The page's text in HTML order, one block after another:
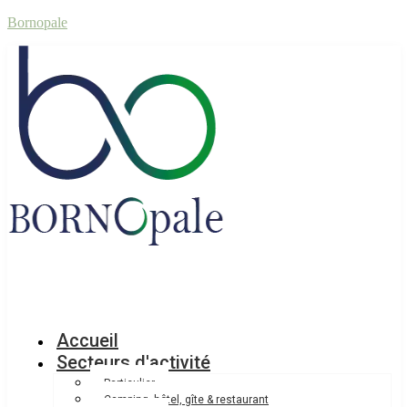
Bornopale
Accueil
Secteurs d'activité
Particulier
Camping, hôtel, gîte & restaurant